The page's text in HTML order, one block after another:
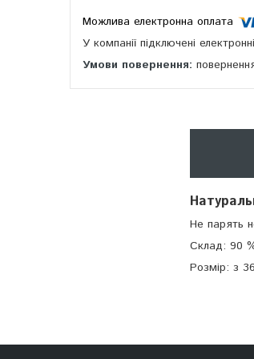
У компанії підключені
Не парять
Склад: 90
Розмір: з